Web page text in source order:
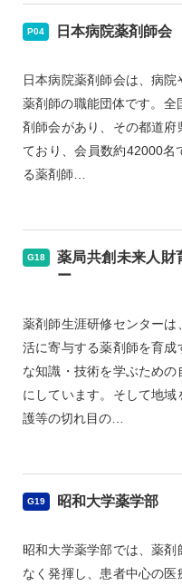
P04 日本病院薬剤師会
日本病院薬剤師会は、病
薬剤師の職能団体です。
剤師会があり、その都道
ており、会員数約42000名
る薬剤師…
G18
薬局共創未来人財
ー
薬剤師生涯研修センター
活に寄与する薬剤師を育
な知識・技術を学ぶため
にしています。そして地
護等の切れ目の…
G19 昭和大学薬学部
昭和大学薬学部では、薬
なく発揮し、患者中心の医